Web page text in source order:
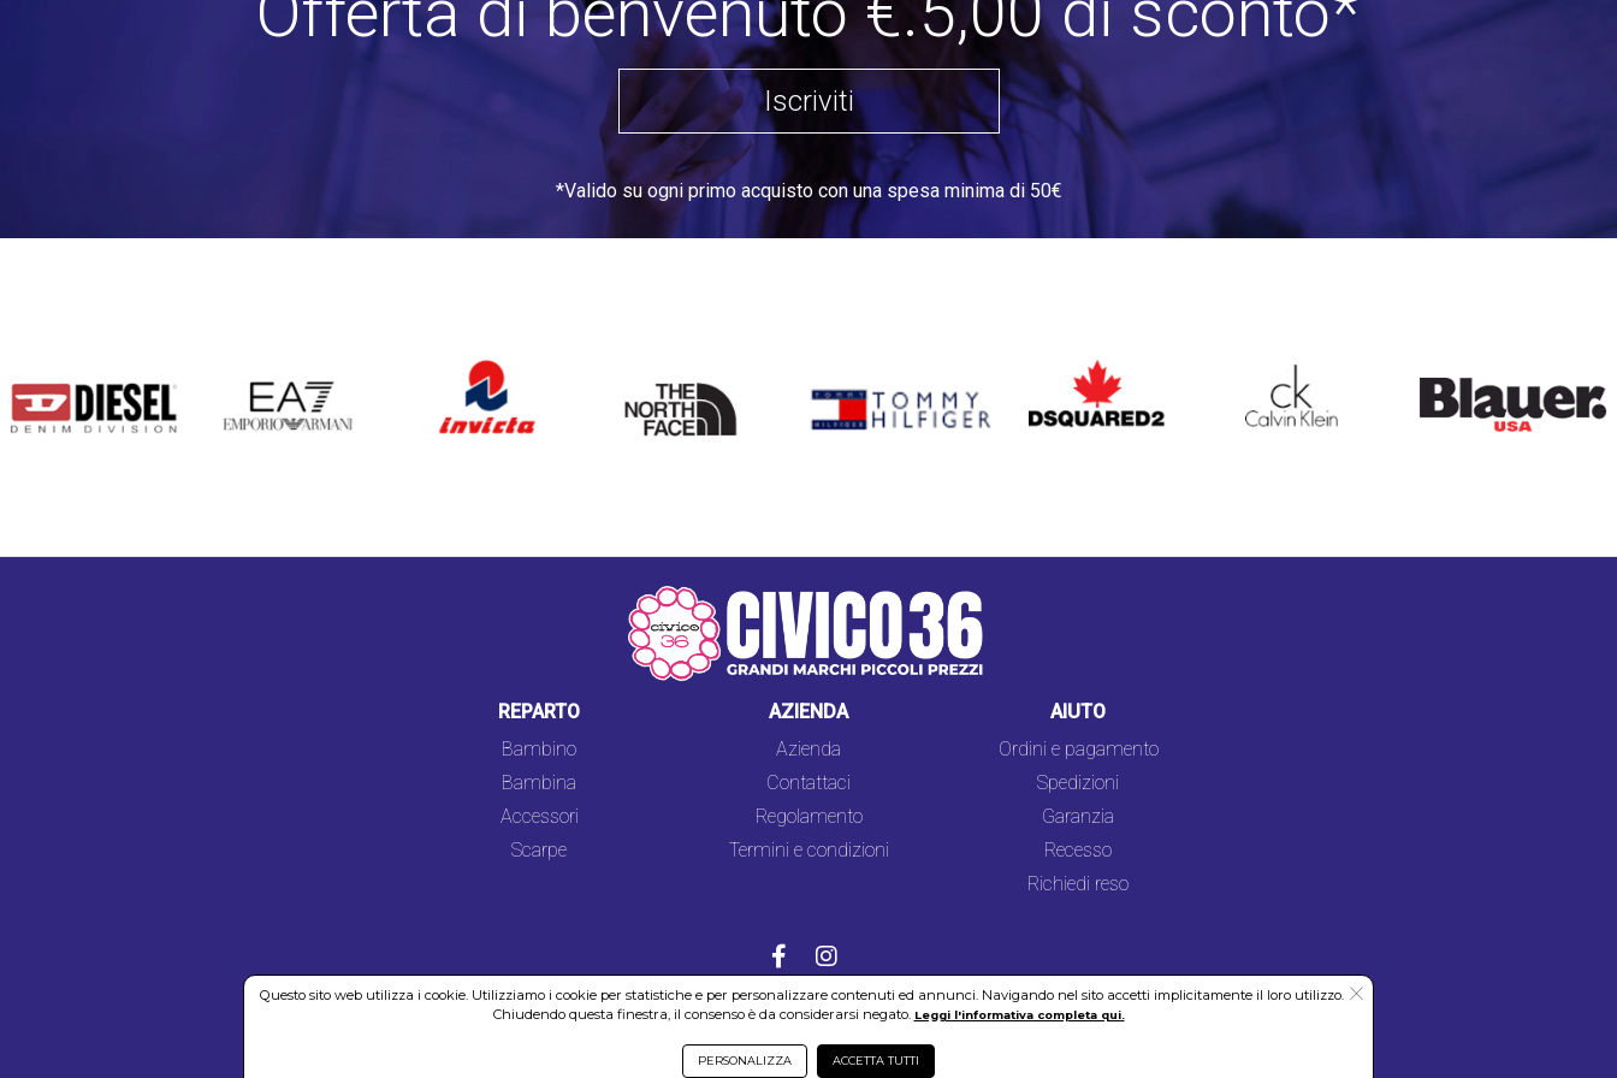
Iscriviti
*Valido su ogni primo acquisto con una spesa minima di 50€
INVICTA
NORTH
FACE
DSQUARED2 CALVIN KLEIN
REPARTO
Bambino
Bambina
Accessori
Scarpe
AZIENDA
Azienda
Contattaci
Regolamento
Termini e condizioni
AIUTO
Ordini e pagamento
Spedizioni
Garanzia
Recesso
Richiedi reso
COOKIES SICUREZZA PRIVACY
Questo sito web utilizza i cookie. Utilizziamo i cookie per statistiche e per personalizzare contenuti ed annunci. Navigando nel sito accetti implicitamente il loro utilizzo.
Chiudendo questa finestra, il consenso è da considerarsi negato. Leggi l'informativa completa qui.
PERSONALIZZA ACCETTA TUTTI